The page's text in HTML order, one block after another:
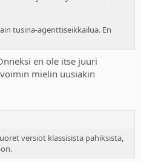
tusina-agenttiseikkailua. En
en ole itse juuri
mielin uusiakin
versiot klassisista pahiksista,